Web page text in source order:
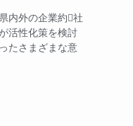
内外の企業約社
活性化策を検討
たさまざまな意